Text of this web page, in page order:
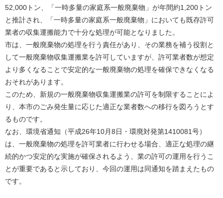
52,000トン、「一時多量の家庭系一般廃棄物」が年間約1,200トン
と推計され、「一時多量の家庭系一般廃棄物」においても既存許可
業者の収集運搬能力で十分な処理が可能となりました。
市は、一般廃棄物の処理を行う責任があり、その業務を補う役割と
して一般廃棄物収集運搬業を許可していますが、許可業者数が想定
より多くなることで安定的な一般廃棄物の処理を確保できなくなる
おそれがあります。
このため、​新規の一般廃棄物収集運搬業の許可を制限することによ
り、本市のごみ発生量に応じた適正な業者数への移行を図ろうとす
るものです。
なお、​環境省通知（平成26年10月8日・環廃対発第1410081号）
は、一般廃棄物の処理を許可業者に行わせる場合、適正な処理の継
続的かつ安定的な実施が確保されるよう、業の許可の運用を行うこ
とが重要であると示しており、今回の運用は同通知を踏まえたもの
です。